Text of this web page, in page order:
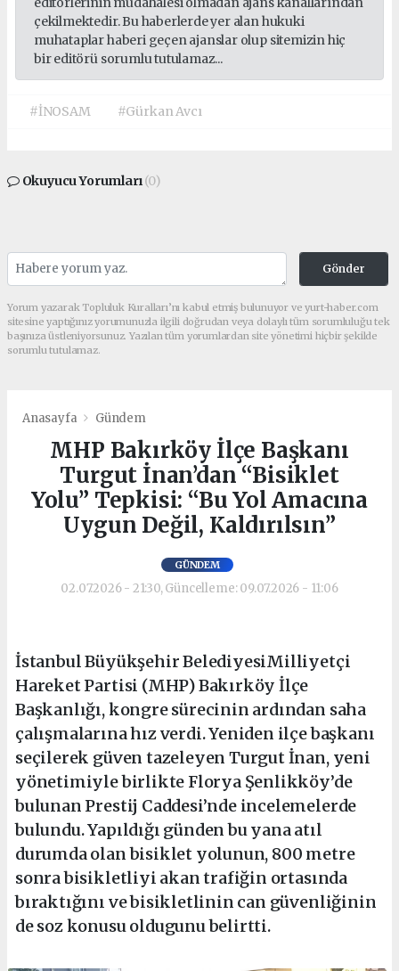
çekilmektedir. Bu haberlerde yer alan hukuki
muhataplar haberi geçen ajanslar olup sitemizin hiç
bir editörü sorumlu tutulamaz...
#İNOSAM #Gürkan Avcı
Okuyucu Yorumları(0)
Gönder
Yorum yazarak Topluluk Kuralları’nı kabul etmiş bulunuyor ve yurt-haber.com
sitesine yaptığınız yorumunuzla ilgili doğrudan veya dolaylı tüm sorumluluğu tek
başınıza üstleniyorsunuz. Yazılan tüm yorumlardan site yönetimi hiçbir şekilde
sorumlu tutulamaz.
Anasayfa Gündem
MHP Bakırköy İlçe Başkanı
Turgut İnan’dan “Bisiklet
Yolu” Tepkisi: “Bu Yol Amacına
Uygun Değil, Kaldırılsın”
GÜNDEM
02.07.2026 - 21:30, Güncelleme: 09.07.2026 - 11:06
İstanbul Büyükşehir BelediyesiMilliyetçi
Hareket Partisi (MHP) Bakırköy İlçe
Başkanlığı, kongre sürecinin ardından saha
çalışmalarına hız verdi. Yeniden ilçe başkanı
seçilerek güven tazeleyen Turgut İnan, yeni
yönetimiyle birlikte Florya Şenlikköy’de
bulunan Prestij Caddesi’nde incelemelerde
bulundu. Yapıldığı günden bu yana atıl
durumda olan bisiklet yolunun, 800 metre
sonra bisikletliyi akan trafiğin ortasında
bıraktığını ve bisikletlinin can güvenliğinin
de soz konusu oldugunu belirtti.